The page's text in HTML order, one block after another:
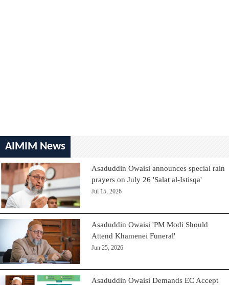
AIMIM News
Asaduddin Owaisi announces special rain
prayers on July 26 'Salat al-Istisqa'
Jul 15, 2026
Asaduddin Owaisi 'PM Modi Should
Attend Khamenei Funeral'
Jun 25, 2026
Asaduddin Owaisi Demands EC Accept